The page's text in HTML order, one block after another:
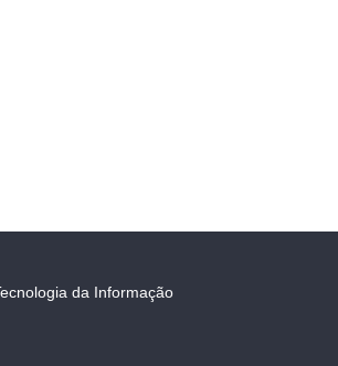
da Informação